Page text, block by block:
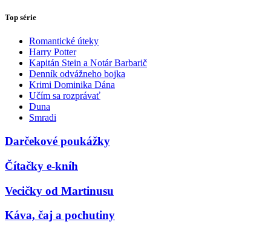
Top série
Romantické úteky
Harry Potter
Kapitán Stein a Notár Barbarič
Denník odvážneho bojka
Krimi Dominika Dána
Učím sa rozprávať
Duna
Smradi
Darčekové poukážky
Čítačky e-kníh
Vecičky od Martinusu
Káva, čaj a pochutiny